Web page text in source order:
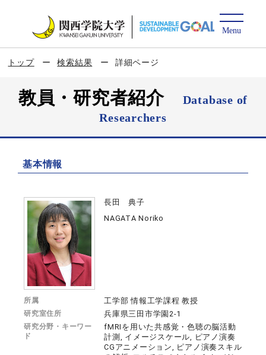
トップ 検索結果 詳細ページ
教員・研究者紹介
Database of
Researchers
基本情報
長田 典子
NAGATA Noriko
所属 工学部 情報工学課程 教授
研究室住所 兵庫県三田市学園2-1
研究分野・キーワー
ド
fMRIを用いた共感覚・色聴の脳活動
計測, イメージスケール, ピアノ演奏
CGアニメーション, ピアノ演奏スキル